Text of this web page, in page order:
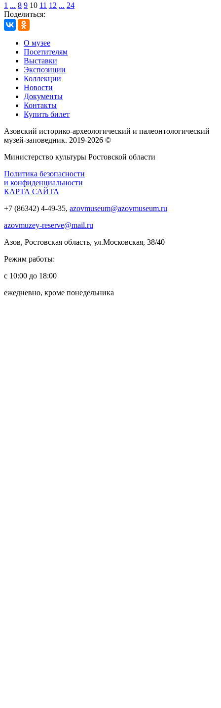
1 ... 8 9 10 11 12 ... 24
Поделиться:
О музее
Посетителям
Выставки
Экспозиции
Коллекции
Новости
Документы
Контакты
Купить билет
Азовский историко‑археологический и палеонтологический
музей‑заповедник. 2019-2026 ©
Министерство культуры Ростовской области
Политика безопасности
и конфиденциальности
КАРТА САЙТА
+7 (86342) 4-49-35, azovmuseum@azovmuseum.ru
azovmuzey-reserve@mail.ru
Азов, Ростовская область, ул.Московская, 38/40
Режим работы:
с 10:00 до 18:00
ежедневно, кроме понедельника